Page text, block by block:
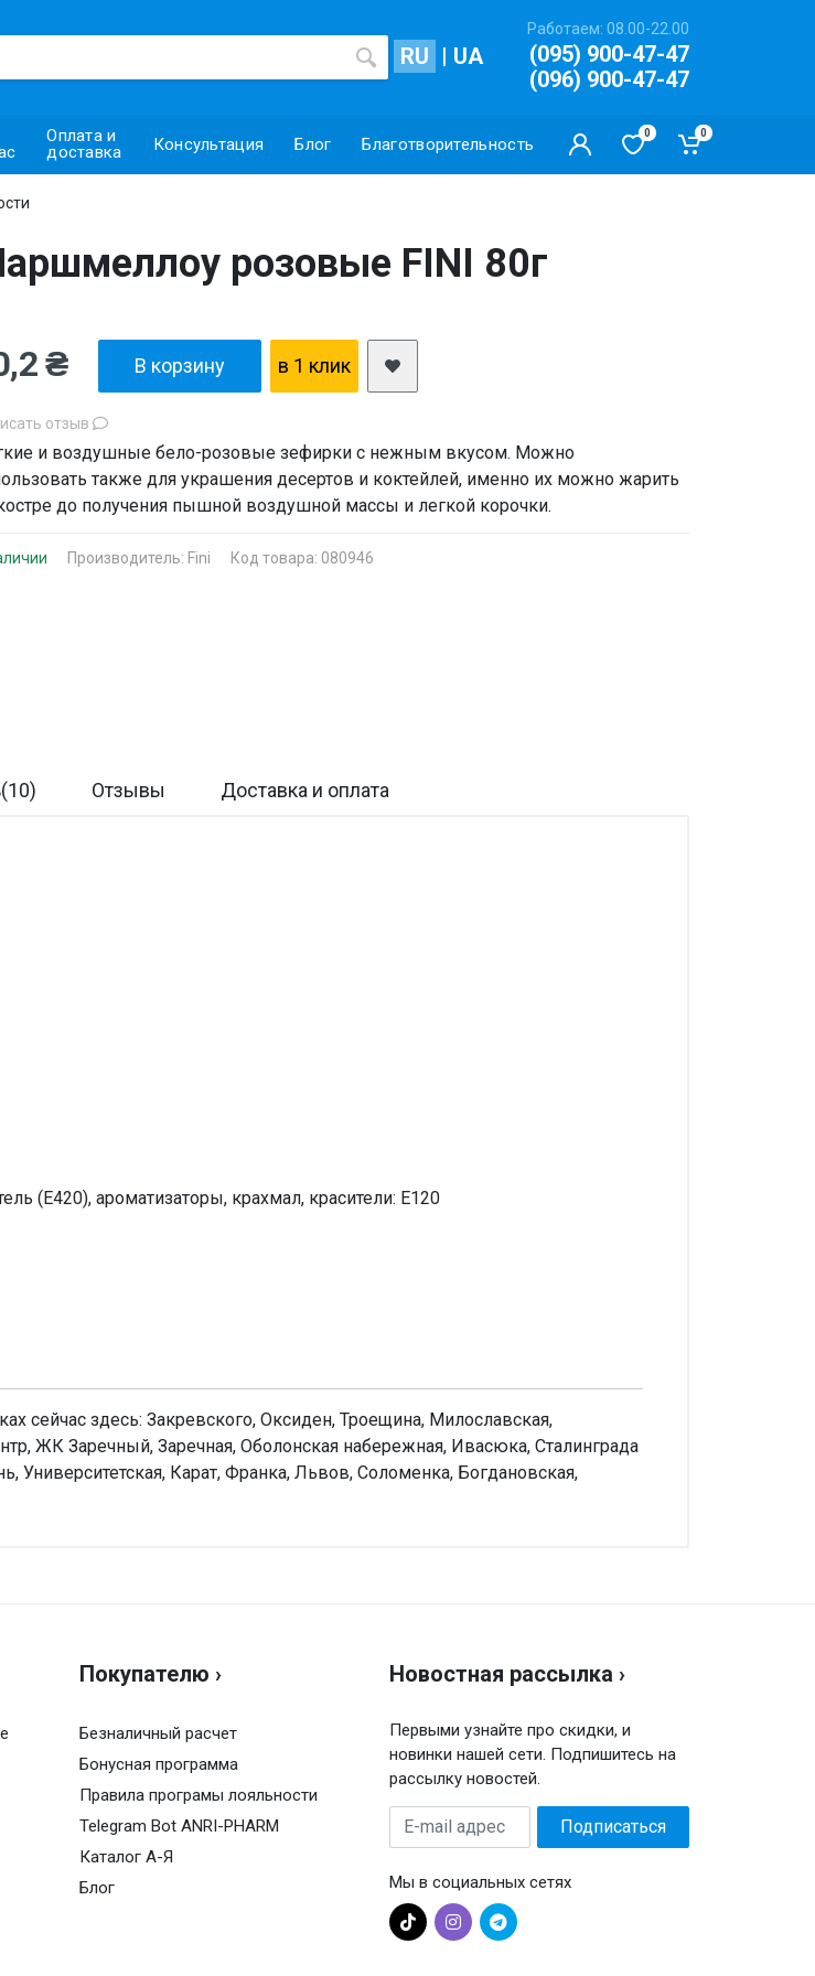
RU | UA
Работаем: 08.00-22.00
(095) 900-47-47
(096) 900-47-47
Оплата и
доставка
Консультация Блог Благотворительность
0 0
розовые FINI 80г
отзыв
и воздушные бело-розовые зефирки с нежным вкусом. Можно
также для украшения десертов и коктейлей, именно их можно жарить
до получения пышной воздушной массы и легкой корочки.
Производитель: Fini Код товара: 080946
₴ В корзину в 1 клик
Отзывы Доставка и оплата
(Е420), ароматизаторы, крахмал, красители: Е120
сейчас здесь: Закревского, Оксиден, Троещина, Милославская,
ЖК Заречный, Заречная, Оболонская набережная, Ивасюка, Сталинграда
Карат, Франка, Львов, Соломенка, Богдановская,
Отправить
Покупателю ›
Безналичный расчет
Бонусная программа
Правила програмы лояльности
Telegram Bot ANRI-PHARM
Каталог А-Я
Блог
Новостная рассылка ›
Первыми узнайте про скидки, и
новинки нашей сети. Подпишитесь на
рассылку новостей.
E-
mail
адрес
Подписаться
Мы в социальных сетях